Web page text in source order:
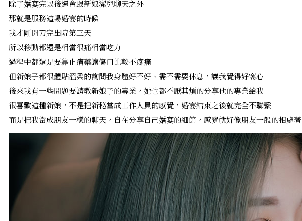
除了婚宴完以後還會跟新娘潔兒聊天之外
那就是服務這場婚宴的時候
我才剛開刀完出院第三天
所以移動都還是相當很痛相當吃力
過程中都還是要靠止痛藥讓傷口比較不疼痛
但新娘子都很體貼溫柔的詢問我身體好不好、需不需要休息，讓我覺得好窩心
後來我有一些問題要請教新娘子的專業，她也都不厭其煩的分享他的專業給我
很喜歡這種新娘，不是把新秘當成工作人員的感覺，婚宴結束之後就完全不聯繫
而是把我當成朋友一樣的聊天，自在分享自己婚宴的細節，感覺就好像朋友一般的相處著